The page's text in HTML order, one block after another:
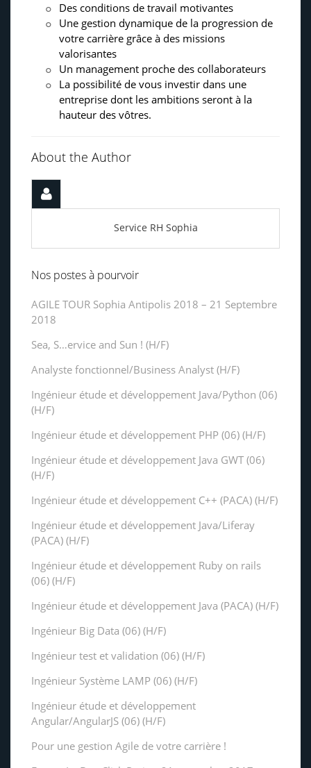
Des conditions de travail motivantes
Une gestion dynamique de la progression de
votre carrière grâce à des missions
valorisantes
Un management proche des collaborateurs
La possibilité de vous investir dans une
entreprise dont les ambitions seront à la
hauteur des vôtres.
About the Author
Service RH Sophia
Nos postes à pourvoir
AGILE TOUR Sophia Antipolis 2018 – 21 Septembre
2018
Sea, S…ervice and Sun ! (H/F)
Analyste fonctionnel/Business Analyst (H/F)
Ingénieur étude et développement Java/Python (06)
(H/F)
Ingénieur étude et développement PHP (06) (H/F)
Ingénieur étude et développement Java GWT (06)
(H/F)
Ingénieur étude et développement C++ (PACA) (H/F)
Ingénieur étude et développement Java/Liferay
(PACA) (H/F)
Ingénieur étude et développement Ruby on rails
(06) (H/F)
Ingénieur étude et développement Java (PACA) (H/F)
Ingénieur Big Data (06) (H/F)
Ingénieur test et validation (06) (H/F)
Ingénieur Système LAMP (06) (H/F)
Ingénieur étude et développement
Angular/AngularJS (06) (H/F)
Pour une gestion Agile de votre carrière !